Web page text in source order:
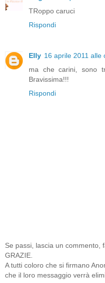
TRoppo caruci
Rispondi
Elly 16 aprile 2011 alle
ma che carini, sono
Bravissima!!!
Rispondi
Se passi, lascia un commento,
GRAZIE.
A tutti coloro che si firmano
che il loro messaggio verrà